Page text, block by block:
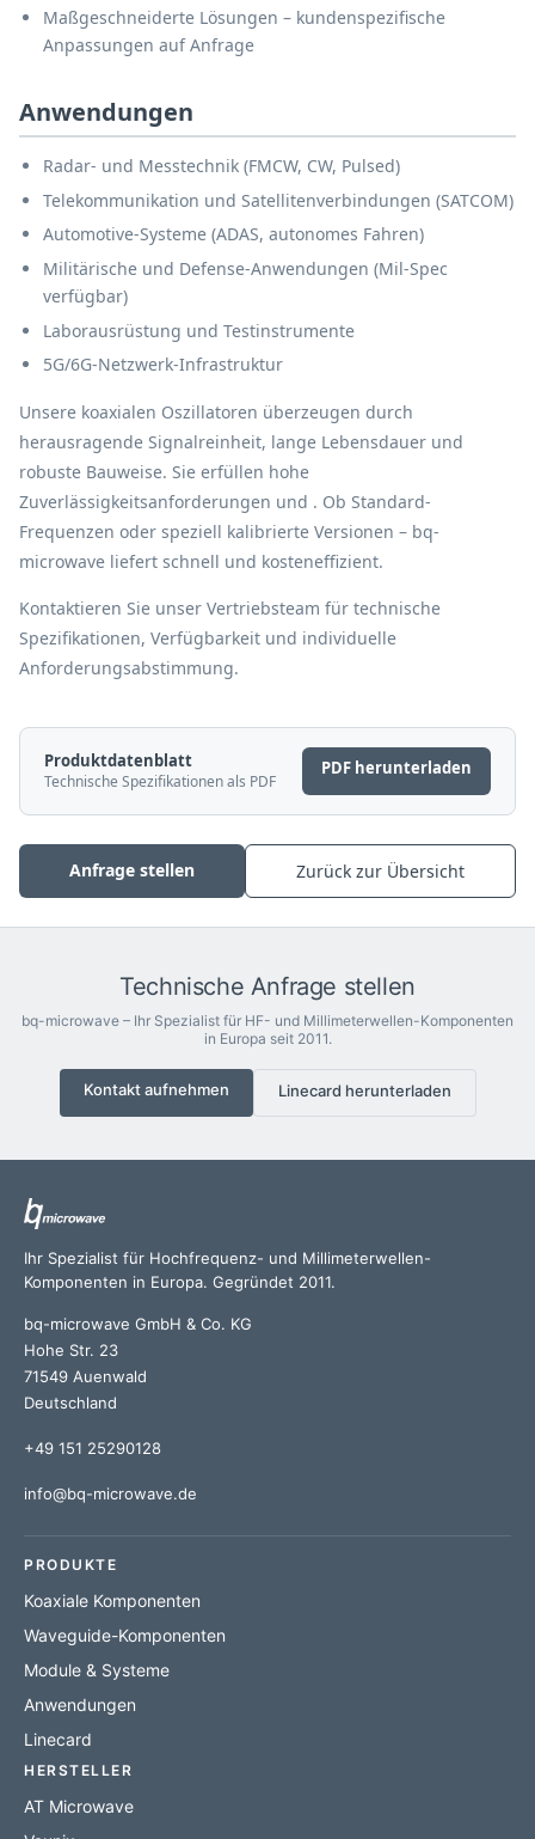
Maßgeschneiderte Lösungen – kundenspezifische
Anpassungen auf Anfrage
Anwendungen
Radar- und Messtechnik (FMCW, CW, Pulsed)
Telekommunikation und Satellitenverbindungen (SATCOM)
Automotive-Systeme (ADAS, autonomes Fahren)
Militärische und Defense-Anwendungen (Mil-Spec
verfügbar)
Laborausrüstung und Testinstrumente
5G/6G-Netzwerk-Infrastruktur
Unsere koaxialen Oszillatoren überzeugen durch
herausragende Signalreinheit, lange Lebensdauer und
robuste Bauweise. Sie erfüllen hohe
Zuverlässigkeitsanforderungen und . Ob Standard-
Frequenzen oder speziell kalibrierte Versionen – bq-
microwave liefert schnell und kosteneffizient.
Kontaktieren Sie unser Vertriebsteam für technische
Spezifikationen, Verfügbarkeit und individuelle
Anforderungsabstimmung.
Produktdatenblatt
Technische Spezifikationen als PDF
PDF herunterladen
Anfrage stellen Zurück zur Übersicht
Technische Anfrage stellen
bq-microwave – Ihr Spezialist für HF- und Millimeterwellen-Komponenten
in Europa seit 2011.
Kontakt aufnehmen Linecard herunterladen
Ihr Spezialist für Hochfrequenz- und Millimeterwellen-
Komponenten in Europa. Gegründet 2011.
bq-microwave GmbH & Co. KG
Hohe Str. 23
71549 Auenwald
Deutschland
+49 151 25290128
info@bq-microwave.de
PRODUKTE
Koaxiale Komponenten
Waveguide-Komponenten
Module & Systeme
Anwendungen
Linecard
HERSTELLER
AT Microwave